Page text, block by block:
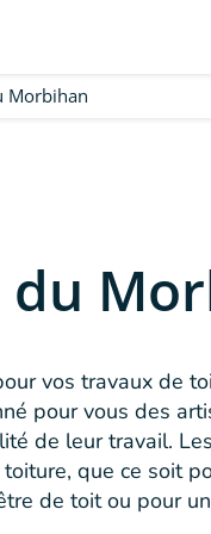
Morbihan
du
vos travaux de
pour vous des
de leur travail.
que ce soit
de toit ou pour